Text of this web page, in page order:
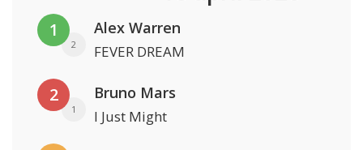
1
2
Alex Warren
FEVER DREAM
2
1
Bruno Mars
I Just Might